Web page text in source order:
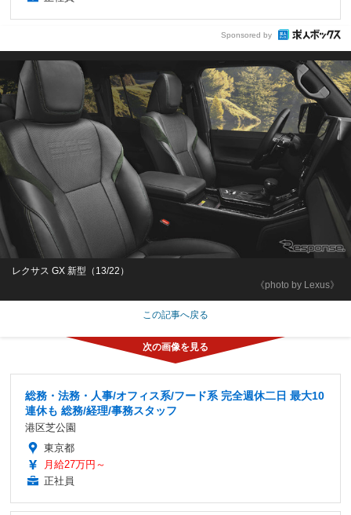
Sponsored by
《photo by Lexus》
レクサス GX 新型（13/22）
この記事へ戻る
総務・法務・人事/オフィス系/フード系 完全週休二日 最大10
連休も 総務/経理/事務スタッフ
港区芝公園
東京都
月給27万円～
正社員